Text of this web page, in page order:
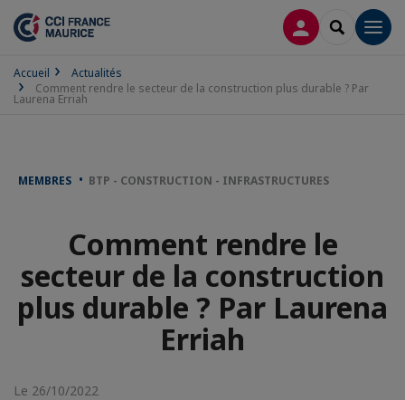
CONNEXION
Accueil
Actualités
Comment rendre le secteur de la construction plus durable ? Par
Laurena Erriah
MEMBRES BTP - CONSTRUCTION - INFRASTRUCTURES
Comment rendre le
secteur de la construction
plus durable ? Par Laurena
Erriah
Le 26/10/2022